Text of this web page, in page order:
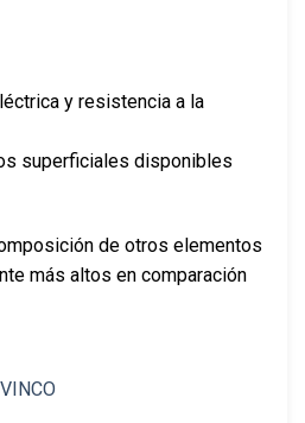
y resistencia a la
superficiales disponibles
de otros elementos
más altos en comparación